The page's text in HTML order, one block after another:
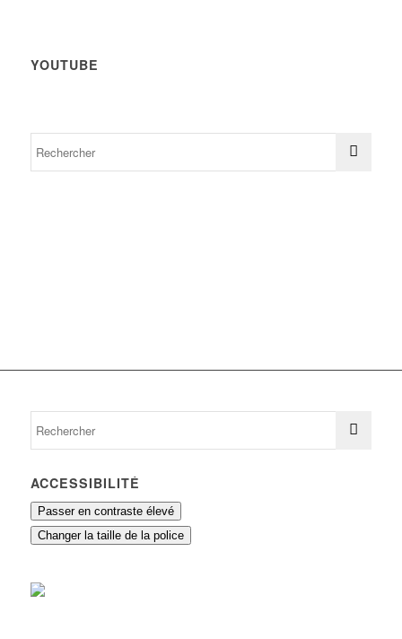
YOUTUBE
ACCESSIBILITÉ
Passer en contraste élevé
Changer la taille de la police